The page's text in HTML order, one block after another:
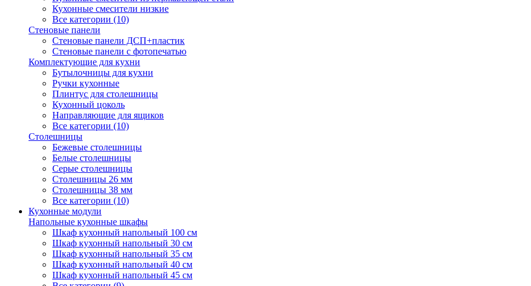
Кухонные смесители низкие
Все категории (10)
Стеновые панели
Стеновые панели ДСП+пластик
Стеновые панели с фотопечатью
Комплектующие для кухни
Бутылочницы для кухни
Ручки кухонные
Плинтус для столешницы
Кухонный цоколь
Направляющие для ящиков
Все категории (10)
Столешницы
Бежевые столешницы
Белые столешницы
Серые столешницы
Столешницы 26 мм
Столешницы 38 мм
Все категории (10)
Кухонные модули
Напольные кухонные шкафы
Шкаф кухонный напольный 100 см
Шкаф кухонный напольный 30 см
Шкаф кухонный напольный 35 см
Шкаф кухонный напольный 40 см
Шкаф кухонный напольный 45 см